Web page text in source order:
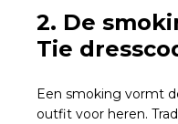
2. De
Tie
Een smoking vormt
outfit voor heren.